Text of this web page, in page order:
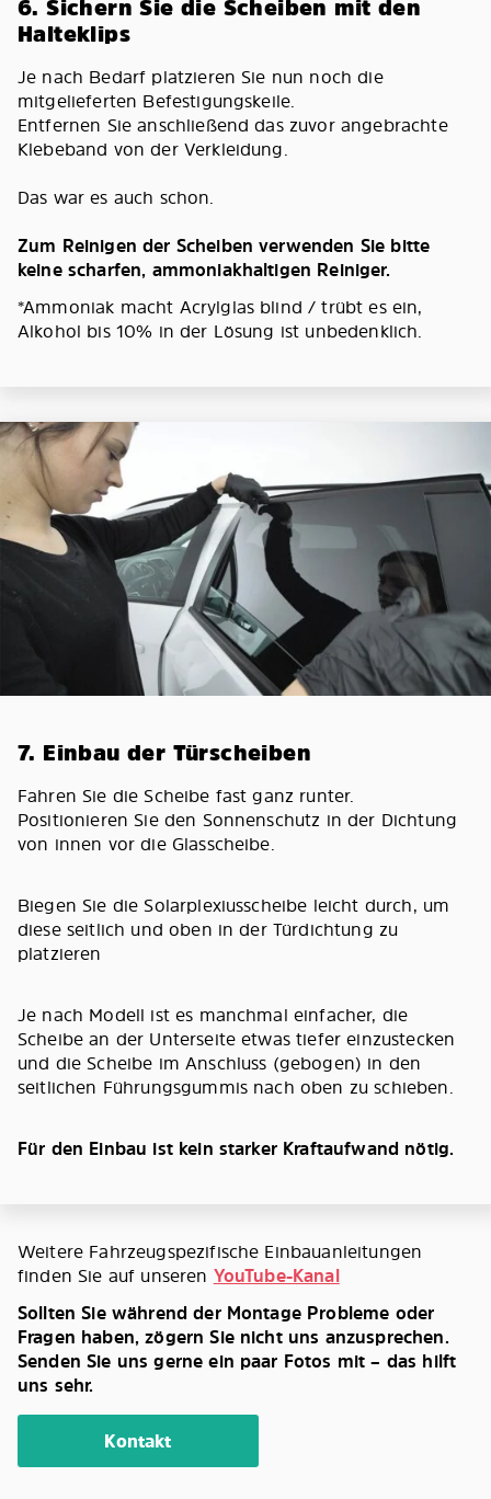
6. Sichern Sie die Scheiben mit den
Halteklips
Je nach Bedarf platzieren Sie nun noch die
mitgelieferten Befestigungskeile.
Entfernen Sie anschließend das zuvor angebrachte
Klebeband von der Verkleidung.
Das war es auch schon.
Zum Reinigen der Scheiben verwenden Sie bitte
keine scharfen, ammoniakhaltigen Reiniger.
*Ammoniak macht Acrylglas blind / trübt es ein,
Alkohol bis 10% in der Lösung ist unbedenklich.
7. Einbau der Türscheiben
Fahren Sie die Scheibe fast ganz runter.
Positionieren Sie den Sonnenschutz in der Dichtung
von innen vor die Glasscheibe.
Biegen Sie die Solarplexiusscheibe leicht durch, um
diese seitlich und oben in der Türdichtung zu
platzieren
Je nach Modell ist es manchmal einfacher, die
Scheibe an der Unterseite etwas tiefer einzustecken
und die Scheibe im Anschluss (gebogen) in den
seitlichen Führungsgummis nach oben zu schieben.
Für den Einbau ist kein starker Kraftaufwand nötig.
Weitere Fahrzeugspezifische Einbauanleitungen
finden Sie auf unseren YouTube-Kanal
Sollten Sie während der Montage Probleme oder
Fragen haben, zögern Sie nicht uns anzusprechen.
Senden Sie uns gerne ein paar Fotos mit – das hilft
uns sehr.
Kontakt